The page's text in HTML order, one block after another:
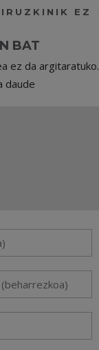
IRUZKINIK EZ
BAT
ez da argitaratuko.
daude